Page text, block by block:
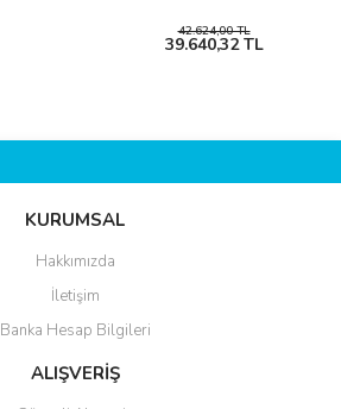
42.624,00 TL
39.640,32 TL
KURUMSAL
Hakkımızda
İletişim
Banka Hesap Bilgileri
ALIŞVERİŞ